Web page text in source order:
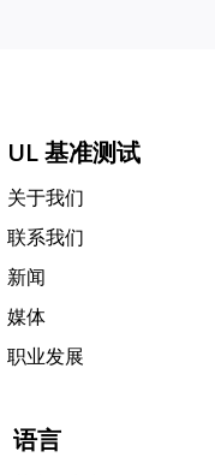
UL 基准测试
关于我们
联系我们
新闻
媒体
职业发展
语言